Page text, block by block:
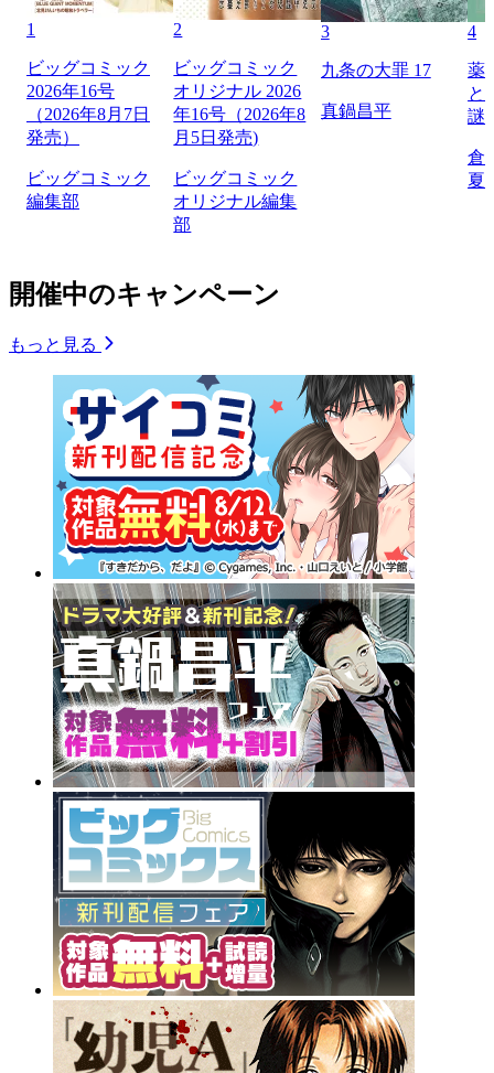
1
ビッグコミック
2026年16号
（2026年8月7日
発売）
ビッグコミック
編集部
2
ビッグコミック
オリジナル 2026
年16号（2026年8
月5日発売)
ビッグコミック
オリジナル編集
部
3
九条の大罪 17
真鍋昌平
4
薬
と
謎
倉
夏
開催中のキャンペーン
もっと見る